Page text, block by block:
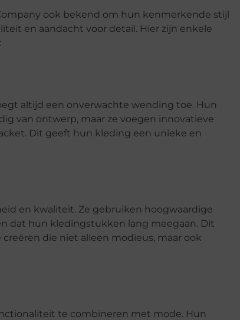
ook bekend om hun kenmerkende stijl
en aandacht voor detail. Hier zijn enkele
altijd een onverwachte wending toe. Hun
van ontwerp, maar ze voegen innovatieve
Dit geeft hun kleding een unieke en
en kwaliteit. Ze gebruiken hoogwaardige
dat hun kledingstukken lang meegaan. Dit
die niet alleen modieus, maar ook
te combineren met mode. Hun